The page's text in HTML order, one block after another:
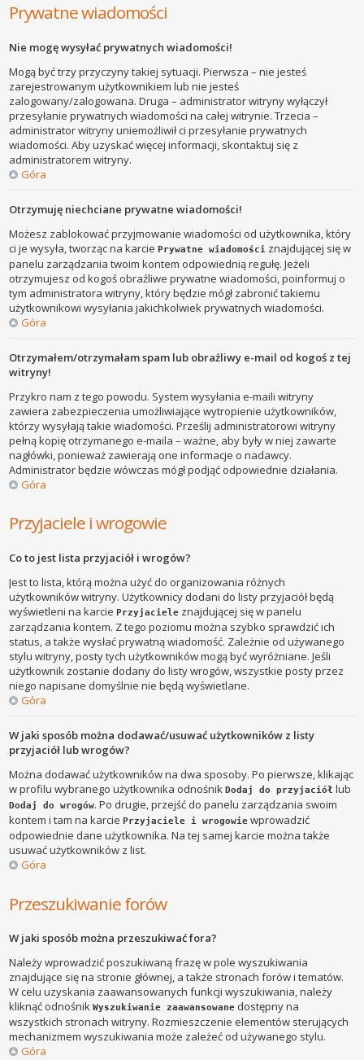
Prywatne wiadomości
Nie mogę wysyłać prywatnych wiadomości!
Mogą być trzy przyczyny takiej sytuacji. Pierwsza – nie jesteś
zarejestrowanym użytkownikiem lub nie jesteś
zalogowany/zalogowana. Druga – administrator witryny wyłączył
przesyłanie prywatnych wiadomości na całej witrynie. Trzecia –
administrator witryny uniemożliwił ci przesyłanie prywatnych
wiadomości. Aby uzyskać więcej informacji, skontaktuj się z
administratorem witryny.
Góra
Otrzymuję niechciane prywatne wiadomości!
Możesz zablokować przyjmowanie wiadomości od użytkownika, który
ci je wysyła, tworząc na karciePrywatne wiadomości znajdującej się w
panelu zarządzania twoim kontem odpowiednią regułę. Jeżeli
otrzymujesz od kogoś obraźliwe prywatne wiadomości, poinformuj o
tym administratora witryny, który będzie mógł zabronić takiemu
użytkownikowi wysyłania jakichkolwiek prywatnych wiadomości.
Góra
Otrzymałem/otrzymałam spam lub obraźliwy e-mail od kogoś z tej
witryny!
Przykro nam z tego powodu. System wysyłania e-maili witryny
zawiera zabezpieczenia umożliwiające wytropienie użytkowników,
którzy wysyłają takie wiadomości. Prześlij administratorowi witryny
pełną kopię otrzymanego e-maila – ważne, aby były w niej zawarte
nagłówki, ponieważ zawierają one informacje o nadawcy.
Administrator będzie wówczas mógł podjąć odpowiednie działania.
Góra
Przyjaciele i wrogowie
Co to jest lista przyjaciół i wrogów?
Jest to lista, którą można użyć do organizowania różnych
użytkowników witryny. Użytkownicy dodani do listy przyjaciół będą
wyświetleni na karciePrzyjaciele znajdującej się w panelu
zarządzania kontem. Z tego poziomu można szybko sprawdzić ich
status, a także wysłać prywatną wiadomość. Zależnie od używanego
stylu witryny, posty tych użytkowników mogą być wyróżniane. Jeśli
użytkownik zostanie dodany do listy wrogów, wszystkie posty przez
niego napisane domyślnie nie będą wyświetlane.
Góra
W jaki sposób można dodawać/usuwać użytkowników z listy
przyjaciół lub wrogów?
Można dodawać użytkowników na dwa sposoby. Po pierwsze, klikając
w profilu wybranego użytkownika odnośnikDodaj do przyjaciół lub
Dodaj do wrogów. Po drugie, przejść do panelu zarządzania swoim
kontem i tam na karciePrzyjaciele i wrogowie wprowadzić
odpowiednie dane użytkownika. Na tej samej karcie można także
usuwać użytkowników z list.
Góra
Przeszukiwanie forów
W jaki sposób można przeszukiwać fora?
Należy wprowadzić poszukiwaną frazę w pole wyszukiwania
znajdujące się na stronie głównej, a także stronach forów i tematów.
W celu uzyskania zaawansowanych funkcji wyszukiwania, należy
kliknąć odnośnikWyszukiwanie zaawansowane dostępny na
wszystkich stronach witryny. Rozmieszczenie elementów sterujących
mechanizmem wyszukiwania może zależeć od używanego stylu.
Góra